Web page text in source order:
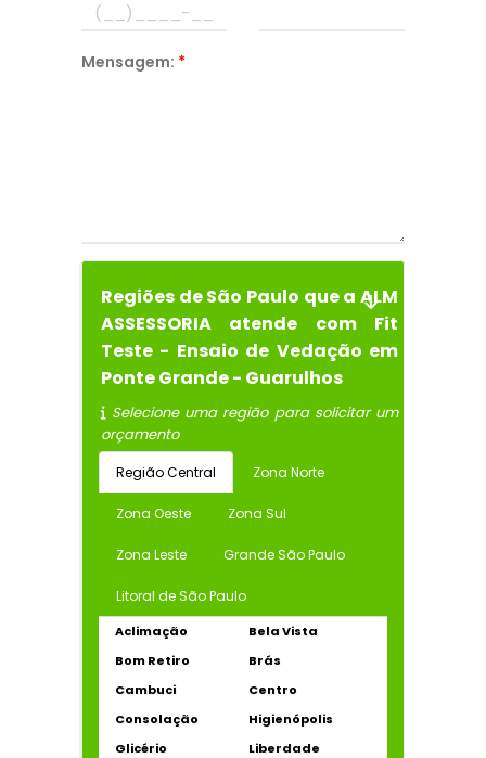
Mensagem: *
Regiões de São Paulo que a ALM
ASSESSORIA atende com Fit
Teste - Ensaio de Vedação em
Ponte Grande - Guarulhos
Selecione uma região para solicitar um
orçamento
Região Central Zona Norte
Zona Oeste Zona Sul
Zona Leste Grande São Paulo
Litoral de São Paulo
Aclimação
Bela Vista
Bom Retiro
Brás
Cambuci
Centro
Consolação
Higienópolis
Glicério
Liberdade